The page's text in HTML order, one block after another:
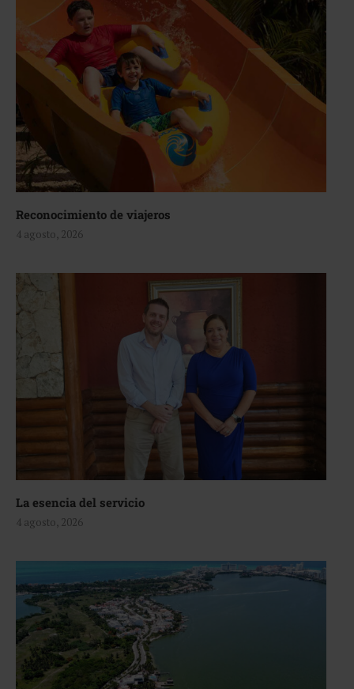
Reconocimiento de viajeros
4 agosto, 2026
La esencia del servicio
4 agosto, 2026